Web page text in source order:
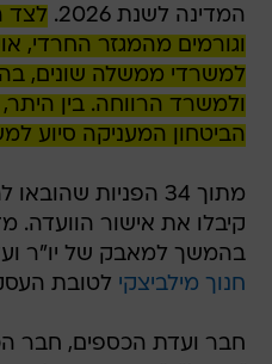
המדינה לשנת 2026.
לצד
וגורמים מהמגזר החרדי,
למשרדי ממשלה שונים,
ולמשרד הרווחה. בין
הביטחון המעניקה סיוע
מתוך 34 הפניות
קיבלו את אישור הוועדה.
בהמשך למאבק של יו"ר
חנוך מילביצקי לטובת
חבר ועדת הכספים, חבר